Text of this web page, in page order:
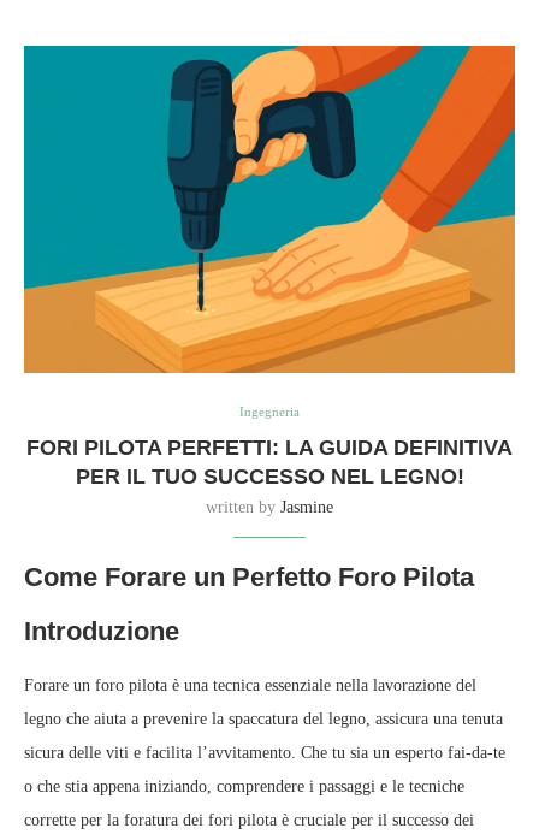
Ingegneria
FORI PILOTA PERFETTI: LA GUIDA DEFINITIVA
PER IL TUO SUCCESSO NEL LEGNO!
written by Jasmine
Come Forare un Perfetto Foro Pilota
Introduzione
Forare un foro pilota è una tecnica essenziale nella lavorazione del
legno che aiuta a prevenire la spaccatura del legno, assicura una tenuta
sicura delle viti e facilita l’avvitamento. Che tu sia un esperto fai-da-te
o che stia appena iniziando, comprendere i passaggi e le tecniche
corrette per la foratura dei fori pilota è cruciale per il successo dei